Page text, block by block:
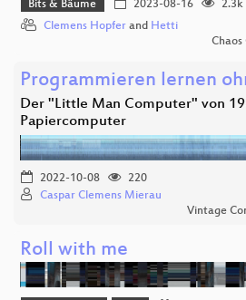
Bits & Bäume 2023-08-16
2.3k
Clemens Hopfer and Hetti
Programmieren lernen
Der "Little Man Computer" von
Papiercomputer
2022-10-08
220
Caspar Clemens Mierau
Vintage
Roll with me